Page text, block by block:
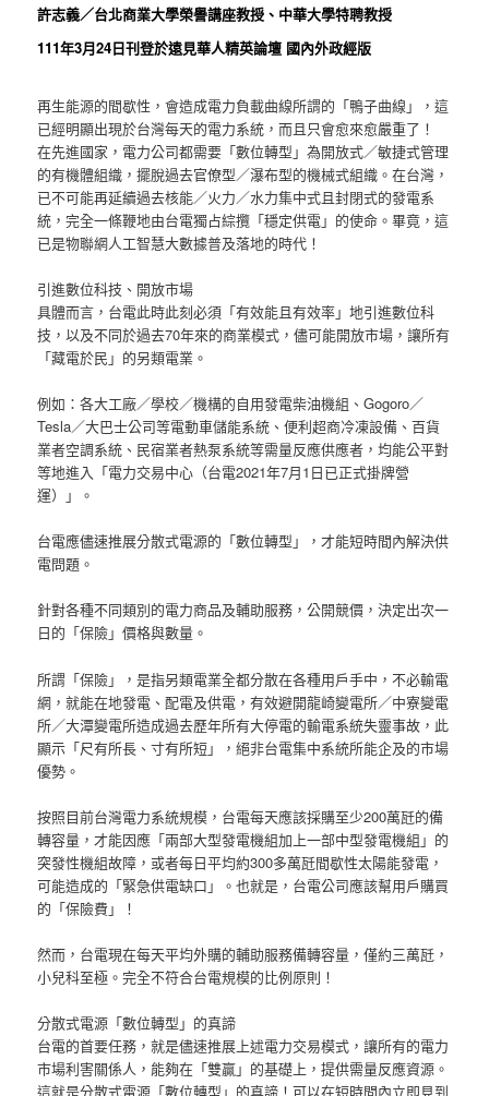
許志義／台北商業大學榮譽講座教授、中華大學特聘教授
111年3月24日刊登於遠見華人精英論壇 國內外政經版
再生能源的間歇性，會造成電力負載曲線所謂的「鴨子曲線」，這
已經明顯出現於台灣每天的電力系統，而且只會愈來愈嚴重了！
在先進國家，電力公司都需要「數位轉型」為開放式／敏捷式管理
的有機體組織，擺脫過去官僚型／瀑布型的機械式組織。在台灣，
已不可能再延續過去核能／火力／水力集中式且封閉式的發電系
統，完全一條鞭地由台電獨占綜攬「穩定供電」的使命。畢竟，這
已是物聯網人工智慧大數據普及落地的時代！
引進數位科技、開放市場
具體而言，台電此時此刻必須「有效能且有效率」地引進數位科
技，以及不同於過去70年來的商業模式，儘可能開放市場，讓所有
「藏電於民」的另類電業。
例如：各大工廠／學校／機構的自用發電柴油機組、Gogoro／
Tesla／大巴士公司等電動車儲能系統、便利超商冷凍設備、百貨
業者空調系統、民宿業者熱泵系統等需量反應供應者，均能公平對
等地進入「電力交易中心（台電2021年7月1日已正式掛牌營
運）」。
台電應儘速推展分散式電源的「數位轉型」，才能短時間內解決供
電問題。
針對各種不同類別的電力商品及輔助服務，公開競價，決定出次一
日的「保險」價格與數量。
所謂「保險」，是指另類電業全都分散在各種用戶手中，不必輸電
網，就能在地發電、配電及供電，有效避開龍崎變電所／中寮變電
所／大潭變電所造成過去歷年所有大停電的輸電系統失靈事故，此
顯示「尺有所長、寸有所短」，絕非台電集中系統所能企及的市場
優勢。
按照目前台灣電力系統規模，台電每天應該採購至少200萬瓩的備
轉容量，才能因應「兩部大型發電機組加上一部中型發電機組」的
突發性機組故障，或者每日平均約300多萬瓩間歇性太陽能發電，
可能造成的「緊急供電缺口」。也就是，台電公司應該幫用戶購買
的「保險費」！
然而，台電現在每天平均外購的輔助服務備轉容量，僅約三萬瓩，
小兒科至極。完全不符合台電規模的比例原則！
分散式電源「數位轉型」的真諦
台電的首要任務，就是儘速推展上述電力交易模式，讓所有的電力
市場利害關係人，能夠在「雙贏」的基礎上，提供需量反應資源。
這就是分散式電源「數位轉型」的真諦！可以在短時間內立即見到